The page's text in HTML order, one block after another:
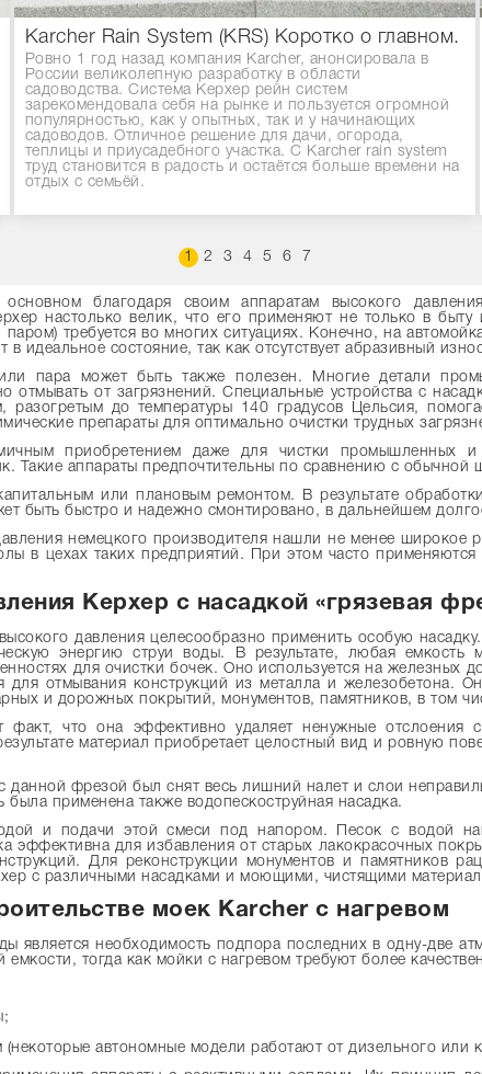
Karcher Rain System (KRS) Коротко о главном.
Ровно 1 год назад компания Karcher, анонсировала в
России великолепную разработку в области
садоводства. Система Керхер рейн систем
зарекомендовала себя на рынке и пользуется огромной
популярностью, как у опытных, так и у начинающих
садоводов. Отличное решение для дачи, огорода,
теплицы и приусадебного участка. С Karcher rain system
труд становится в радость и остаётся больше времени на
отдых с семьёй.
1 2 3 4 5 6 7
благодаря своим аппаратам высокого
настолько велик, что его применяют не только в
требуется во многих ситуациях. Конечно, на
идеальное состояние, так как отсутствует абразивный
пара может быть также полезен. Многие детали
отмывать от загрязнений. Специальные устройства с
разогретым до температуры 140 градусов Цельсия,
препараты для оптимально очистки трудных
приобретением даже для чистки промышленных
Такие аппараты предпочтительны по сравнению с обычной
или плановым ремонтом. В результате
быть быстро и надежно смонтировано, в дальнейшем
немецкого производителя нашли не менее
в цехах таких предприятий. При этом часто
Керхер с насадкой «грязевая
давления целесообразно применить особую
энергию струи воды. В результате, любая
для очистки бочек. Оно используется на железных
для отмывания конструкций из металла и железобетона.
и дорожных покрытий, монументов, памятников, в том
факт, что она эффективно удаляет ненужные
материал приобретает целостный вид и ровную
данной фрезой был снят весь лишний налет и слои
применена также водопескоструйная насадка.
и подачи этой смеси под напором. Песок с водой
эффективна для избавления от старых лакокрасочных
Для реконструкции монументов и памятников
с различными насадками и моющими, чистящими
моек Karcher с нагревом
является необходимость подпора последних в одну-две
тогда как мойки с нагревом требуют более
автономные модели работают от дизельного или